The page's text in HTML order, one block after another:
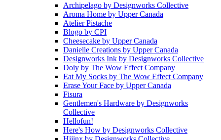
Archipelago by Designworks Collective
Aroma Home by Upper Canada
Atelier Pistache
Blogo by CPI
Cheesecake by Upper Canada
Danielle Creations by Upper Canada
Designworks Ink by Designworks Collective
Doiy by The Wow Effect Company
Eat My Socks by The Wow Effect Company
Erase Your Face by Upper Canada
Fisura
Gentlemen's Hardware by Designworks
Collective
Hellofun!
Here's How by Designworks Collective